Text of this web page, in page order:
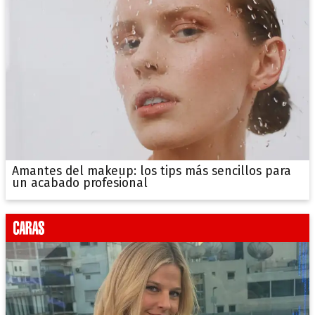
Amantes del makeup: los tips más sencillos para
un acabado profesional